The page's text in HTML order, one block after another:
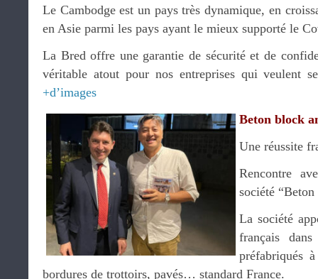
Le Cambodge est un pays très dynamique, en
en Asie parmi les pays ayant le mieux supporté le
La Bred offre une garantie de sécurité et de
véritable atout pour nos entreprises qui veulent
+d’images
Beton block
Une réussite
Rencontre
société
La société
français
préfabriqués
bordures de trottoirs, pavés… standard France.